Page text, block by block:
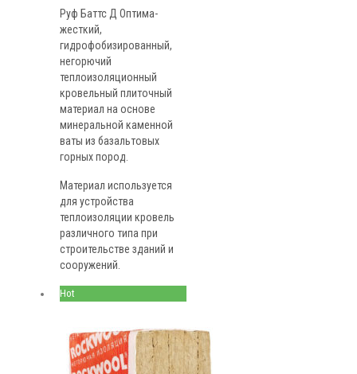
Руф Баттс Д Оптима-
жесткий,
гидрофобизированный,
негорючий
теплоизоляционный
кровельный плиточный
материал на основе
минеральной каменной
ваты из базальтовых
горных пород.
Материал используется
для устройства
теплоизоляции кровель
различного типа при
строительстве зданий и
сооружений.
Hot